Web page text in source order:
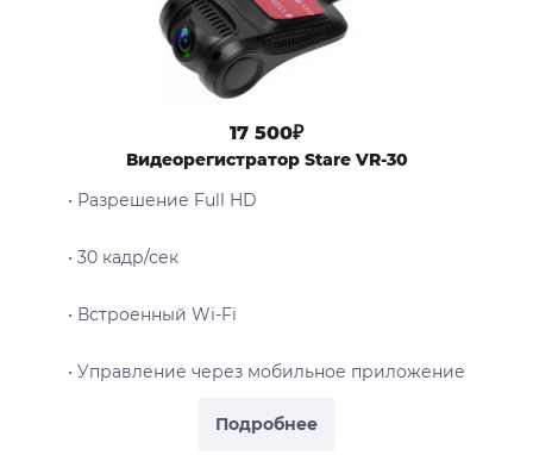
Подробнее
17 500₽
Видеорегистратор Stare VR-30
• Разрешение Full HD
• 30 кадр/сек
• Встроенный Wi-Fi
• Управление через мобильное приложение